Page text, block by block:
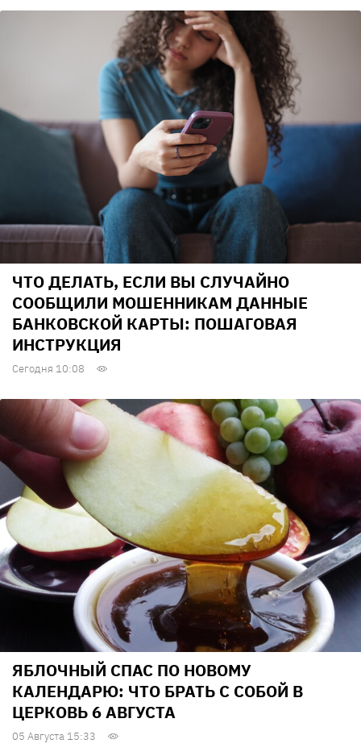
ЧТО ДЕЛАТЬ, ЕСЛИ ВЫ СЛУЧАЙНО
СООБЩИЛИ МОШЕННИКАМ ДАННЫЕ
БАНКОВСКОЙ КАРТЫ: ПОШАГОВАЯ
ИНСТРУКЦИЯ
Сегодня 10:08
ЯБЛОЧНЫЙ СПАС ПО НОВОМУ
КАЛЕНДАРЮ: ЧТО БРАТЬ С СОБОЙ В
ЦЕРКОВЬ 6 АВГУСТА
05 Августа 15:33